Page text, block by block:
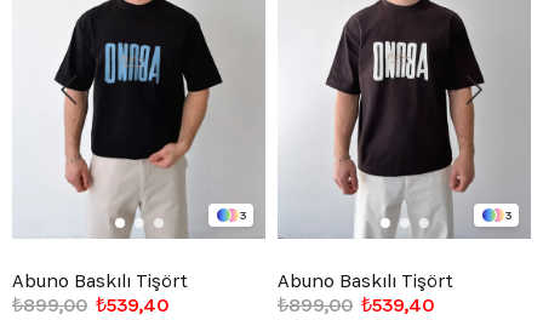
3
Abuno Baskılı Tişört
₺539,40
₺899,00
3
Abuno Baskılı Tişört
₺539,40
₺899,00